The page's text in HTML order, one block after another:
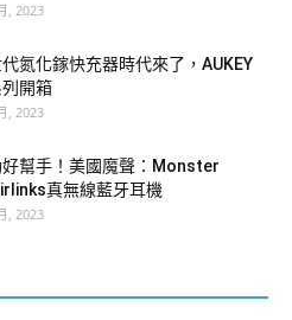
, 2023
氮化鎵快充器時代來了，AUKEY
開箱
, 2023
幫手！美國魔聲：Monster
真無線藍牙耳機
, 2023